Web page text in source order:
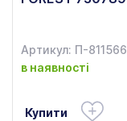
Артикул: П-811566
в наявності
Купити